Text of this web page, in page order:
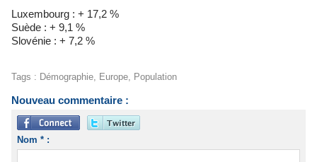
Luxembourg : + 17,2 %
Suède : + 9,1 %
Slovénie : + 7,2 %
Tags : Démographie, Europe, Population
Nouveau commentaire :
Nom * :